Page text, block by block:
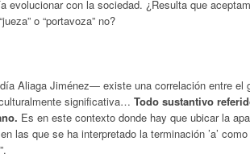
evolucionar con la sociedad. ¿Resulta que
o “portavoza” no?
Aliaga Jiménez— existe una correlación entre el
significativa… Todo sustantivo
Es en este contexto donde hay que ubicar la
las que se ha interpretado la terminación ’a’